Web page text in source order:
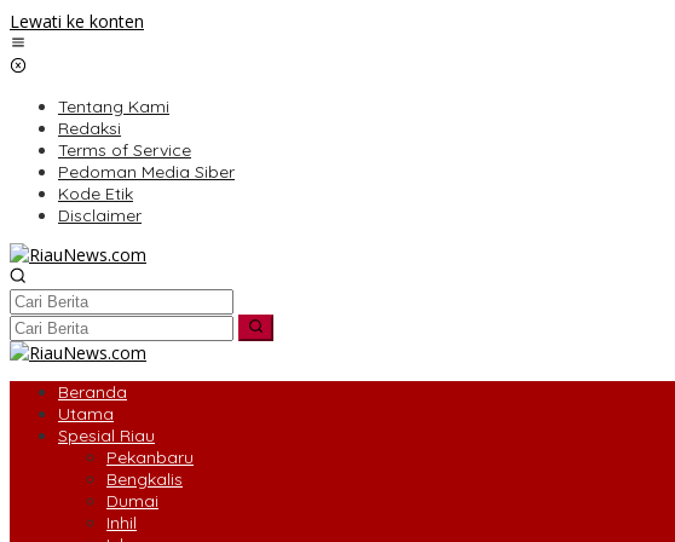
Lewati ke konten
Tentang Kami
Redaksi
Terms of Service
Pedoman Media Siber
Kode Etik
Disclaimer
Beranda
Utama
Spesial Riau
Pekanbaru
Bengkalis
Dumai
Inhil